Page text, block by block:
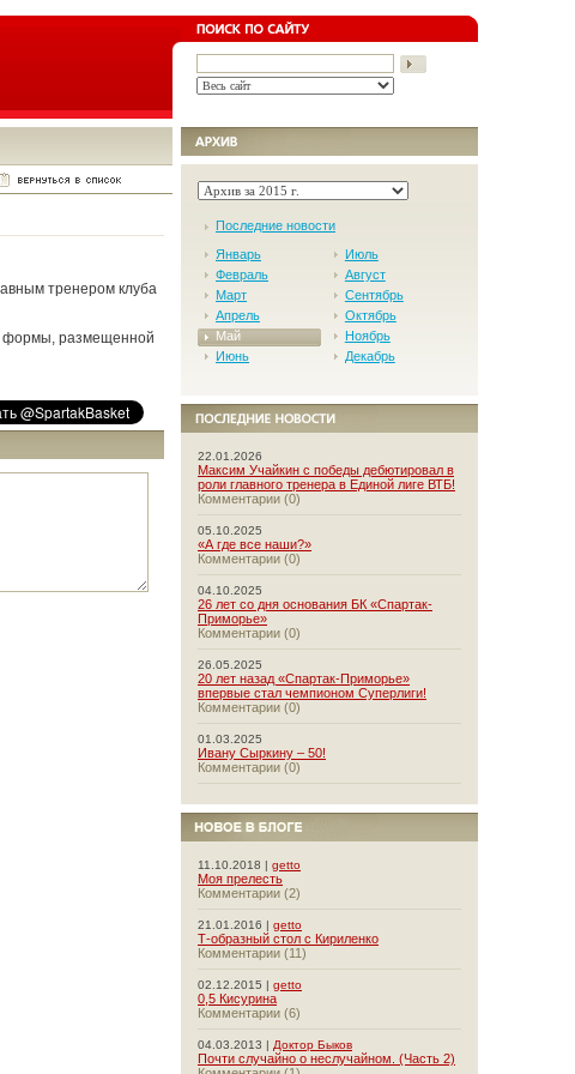
тренером клуба
формы, размещенной
Последние новости
Январь
Февраль
Март
Апрель
Май
Июнь
Июль
Август
Сентябрь
Октябрь
Ноябрь
Декабрь
22.01.2026
Максим Учайкин с победы дебютировал в
роли главного тренера в Единой лиге ВТБ!
Комментарии (0)
05.10.2025
«А где все наши?»
Комментарии (0)
04.10.2025
26 лет со дня основания БК «Спартак-
Приморье»
Комментарии (0)
26.05.2025
20 лет назад «Спартак-Приморье»
впервые стал чемпионом Суперлиги!
Комментарии (0)
01.03.2025
Ивану Сыркину – 50!
Комментарии (0)
11.10.2018 | getto
Моя прелесть
Комментарии (2)
21.01.2016 | getto
Т-образный стол с Кириленко
Комментарии (11)
02.12.2015 | getto
0,5 Кисурина
Комментарии (6)
04.03.2013 | Доктор Быков
Почти случайно о неслучайном. (Часть 2)